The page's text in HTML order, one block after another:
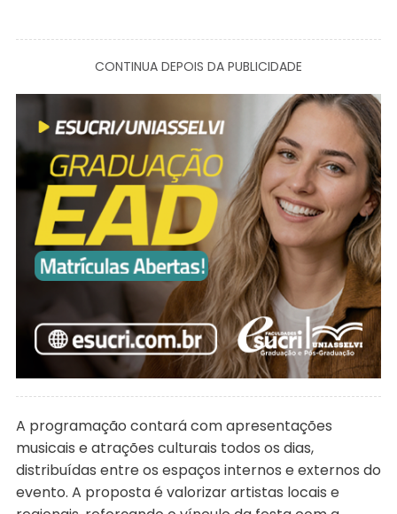
CONTINUA DEPOIS DA PUBLICIDADE
A programação contará com apresentações
musicais e atrações culturais todos os dias,
distribuídas entre os espaços internos e externos do
evento. A proposta é valorizar artistas locais e